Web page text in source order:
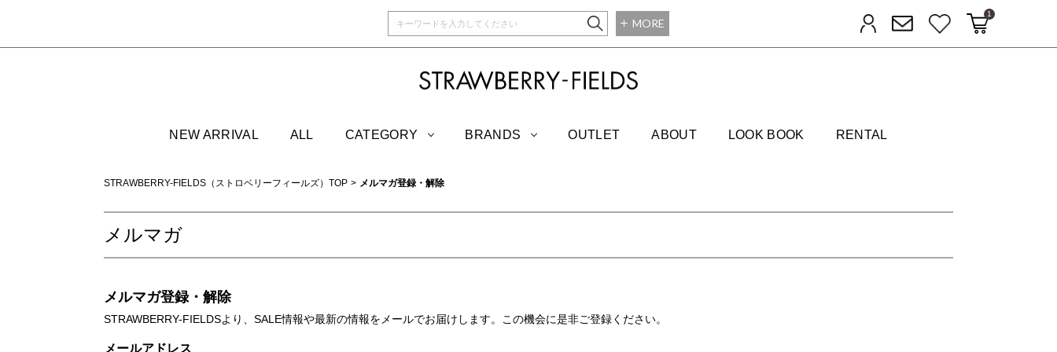
MORE ログイン メルマガ登録お気に入りカートに入れる
1
NEW ARRIVAL ALL CATEGORY BRANDS OUTLET ABOUT LOOK BOOK RENTAL
STRAWBERRY-FIELDS（ストロベリーフィールズ）TOP メルマガ登録・解除
メルマガ
メルマガ登録・解除
STRAWBERRY-FIELDSより、SALE情報や最新の情報をメールでお届けします。この機会に是非ご登録ください。
メールアドレス